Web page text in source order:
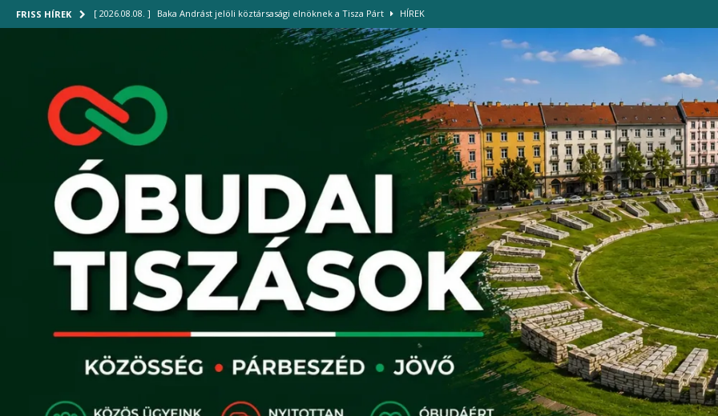
FRISS HÍREK [ 2026.08.08. ] Baka Andrást jelöli köztársasági elnöknek a Tisza Párt HÍREK
Bográcsozással ünnepelte második születésnapját az Amfiteátrum Óbuda Tisza Sziget
Az iskolakezdésre újraindulhat a forgalom a Flórián téri északi felüljárón
[ 2026.08.04. ] Új gyalogoshíd kötheti össze Óbudát az Óbudai-szigettel HÍREK
[ 2026.08.08. ] Mi áll a szélsőséges időjárás mögött? – Dr. Buda Lorina tart előadást Óbudán HÍREK